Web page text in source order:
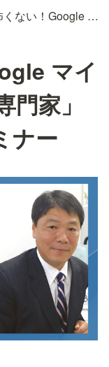
AIは怖くない！Google マイGemで「私だけの専門家」を無料で育てるセミナー
マイ
家」
ナー